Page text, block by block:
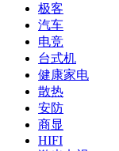
极客
汽车
电竞
台式机
健康家电
散热
安防
商显
HIFI